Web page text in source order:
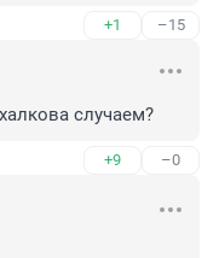
+1 –15
случаем?
+9 –0